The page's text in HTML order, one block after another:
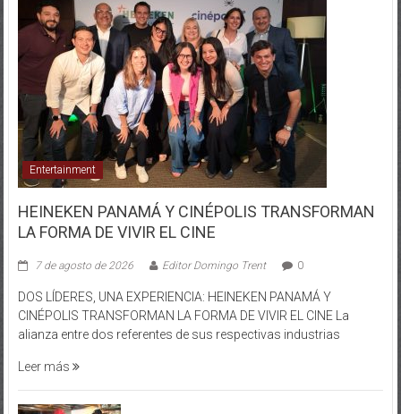
Entertainment
HEINEKEN PANAMÁ Y CINÉPOLIS TRANSFORMAN
LA FORMA DE VIVIR EL CINE
7 de agosto de 2026 Editor Domingo Trent 0
DOS LÍDERES, UNA EXPERIENCIA: HEINEKEN PANAMÁ Y
CINÉPOLIS TRANSFORMAN LA FORMA DE VIVIR EL CINE La
alianza entre dos referentes de sus respectivas industrias
Leer más